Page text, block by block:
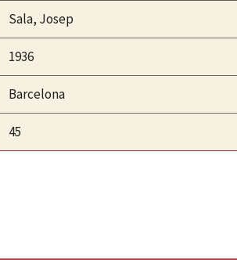
Sala, Josep
1936
Barcelona
45